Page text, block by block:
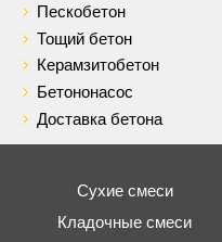
Пескобетон
Тощий бетон
Керамзитобетон
Бетононасос
Доставка бетона
Сухие смеси
Кладочные смеси